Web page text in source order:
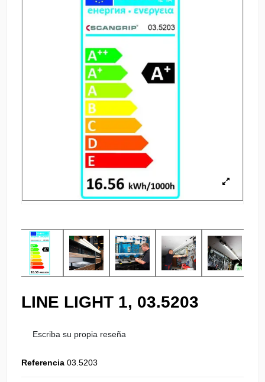
LINE LIGHT 1, 03.5203
Escriba su propia reseña
Referencia 03.5203